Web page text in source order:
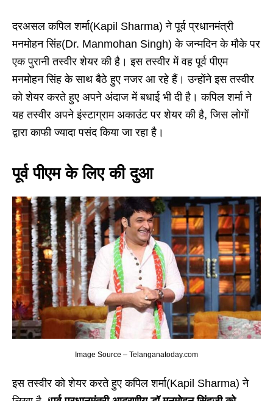
दरअसल कपिल शर्मा(Kapil Sharma) ने पूर्व प्रधानमंत्री
मनमोहन सिंह(Dr. Manmohan Singh) के जन्मदिन के मौके पर
एक पुरानी तस्वीर शेयर की है। इस तस्वीर में वह पूर्व पीएम
मनमोहन सिंह के साथ बैठे हुए नजर आ रहे हैं। उन्होंने इस तस्वीर
को शेयर करते हुए अपने अंदाज में बधाई भी दी है। कपिल शर्मा ने
यह तस्वीर अपने इंस्टाग्राम अकाउंट पर शेयर की है, जिस लोगों
द्वारा काफी ज्यादा पसंद किया जा रहा है।
पूर्व पीएम के लिए की दुआ
Image Source – Telanganatoday.com
इस तस्वीर को शेयर करते हुए कपिल शर्मा(Kapil Sharma) ने